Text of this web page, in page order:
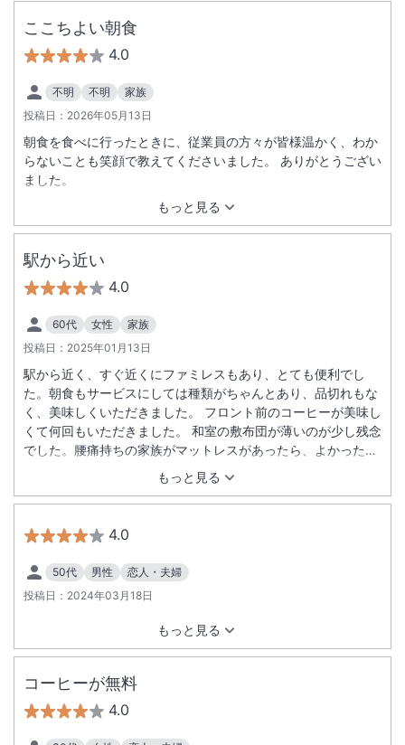
ここちよい朝食
4.0
不明 不明
家族
投稿日： 2026年05月13日
もっと見る
朝食を食べに行ったときに、従業員の方々が皆様温かく、わか
らないことも笑顔で教えてくださいました。 ありがとうござい
ました。
駅から近い
4.0
60代 女性
家族
投稿日： 2025年01月13日
もっと見る
駅から近く、すぐ近くにファミレスもあり、とても便利でし
た。朝食もサービスにしては種類がちゃんとあり、品切れもな
く、美味しくいただきました。 フロント前のコーヒーが美味し
くて何回もいただきました。 和室の敷布団が薄いのが少し残念
でした。腰痛持ちの家族がマットレスがあったら、よかったの
4.0
50代 男性
恋人・夫婦
投稿日： 2024年03月18日
もっと見る
コーヒーが無料
4.0